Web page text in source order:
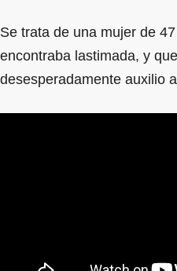
Se trata de una mujer de
encontraba lastimada, y
desesperadamente auxilio